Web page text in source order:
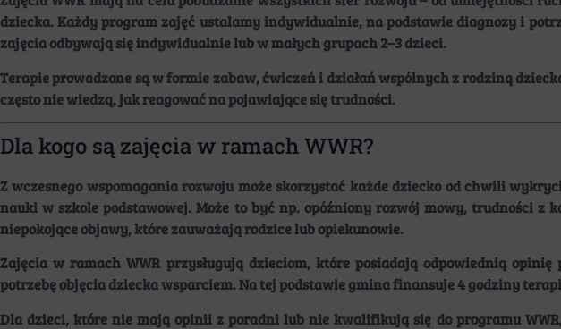
dziecka. Każdy program zajęć ustalamy indywidualnie, na podstawie diagnozy i
zajęcia odbywają się indywidualnie lub w małych grupach 2–3 dzieci.
Terapie prowadzone są w formie zabaw, ćwiczeń i działań wspólnych z rodziną
często nie wiedzą, jak reagować na pojawiające się trudności.
Dla kogo są zajęcia w ramach WWR?
Z wczesnego wspomagania rozwoju może skorzystać każde dziecko od chwili
nauki w szkole podstawowej. Może to być np. opóźniony rozwój mowy, trudności
niepokojące objawy, które zauważają rodzice lub opiekunowie.
Zajęcia w ramach WWR przysługują dzieciom, które posiadają odpowiednią opinię
potrzebę objęcia dziecka wsparciem. Na tej podstawie gmina finansuje 4 godziny
Dla dzieci, które nie mają opinii z poradni lub nie kwalifikują się do programu